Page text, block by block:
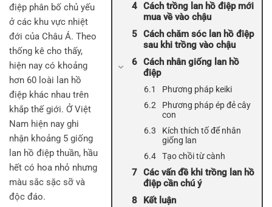
Cách trồng lan hồ điệp mới
mua về vào chậu
Cách chăm sóc lan hồ điệp
sau khi trồng vào chậu
Cách nhân giống lan hồ
điệp
Phương pháp keiki
Phương pháp ép đẻ cây
con
Kích thích tố để nhân
giống lan
Tạo chồi từ cành
Các vấn đề khi trồng lan hồ
điệp cần chú ý
Kết luận
điệp phân bố chủ yếu
ở các khu vực nhiệt
đới của Châu Á. Theo
thống kê cho thấy,
hiện nay có khoảng
hơn 60 loài lan hồ
điệp khác nhau trên
khắp thế giới. Ở Việt
Nam hiện nay ghi
nhận khoảng 5 giống
lan hồ điệp thuần, hầu
hết có hoa nhỏ nhưng
màu sắc sặc sỡ và
độc đáo.